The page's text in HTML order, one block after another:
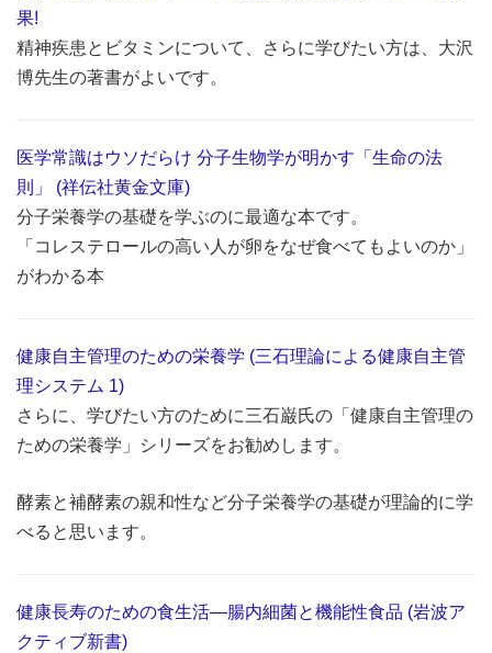
果!
精神疾患とビタミンについて、さらに学びたい方は、大沢
博先生の著書がよいです。
医学常識はウソだらけ 分子生物学が明かす「生命の法
則」 (祥伝社黄金文庫)
分子栄養学の基礎を学ぶのに最適な本です。
「コレステロールの高い人が卵をなぜ食べてもよいのか」
がわかる本
健康自主管理のための栄養学 (三石理論による健康自主管
理システム 1)
さらに、学びたい方のために三石巌氏の「健康自主管理の
ための栄養学」シリーズをお勧めします。
酵素と補酵素の親和性など分子栄養学の基礎が理論的に学
べると思います。
健康長寿のための食生活―腸内細菌と機能性食品 (岩波ア
クティブ新書)